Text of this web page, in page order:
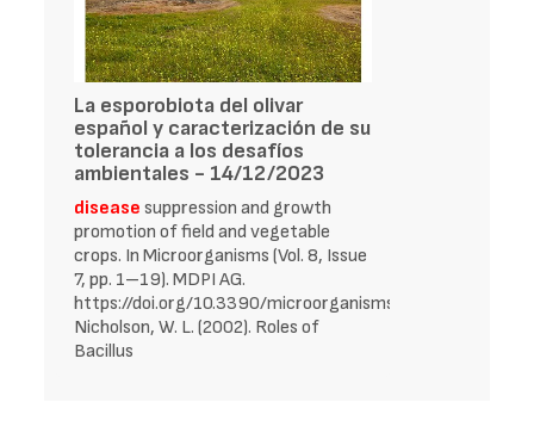
La esporobiota del olivar
español y caracterización de su
tolerancia a los desafíos
ambientales - 14/12/2023
disease suppression and growth
promotion of field and vegetable
crops. In Microorganisms (Vol. 8, Issue
7, pp. 1–19). MDPI AG.
https://doi.org/10.3390/microorganisms8071037
Nicholson, W. L. (2002). Roles of
Bacillus